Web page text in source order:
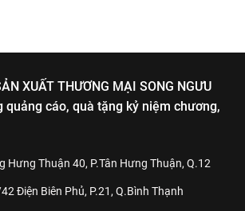
XUẤT THƯƠNG MẠI SONG NGƯU
quảng cáo, quà tặng kỷ niệm chương,
Hưng Thuận 40, P.Tân Hưng Thuận, Q.12
Điện Biên Phủ, P.21, Q.Bình Thạnh